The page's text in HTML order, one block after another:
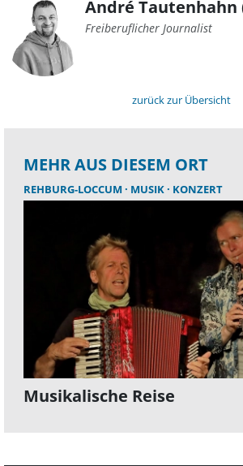
André Tautenhahn
Freiberuflicher Journalist
zurück zur Übersicht
MEHR AUS DIESEM ORT
REHBURG-LOCCUM MUSIK KONZERT
Musikalische Reise